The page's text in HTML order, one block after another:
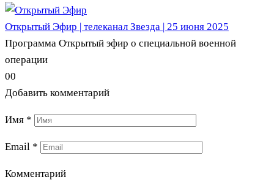
Открытый Эфир | телеканал Звезда | 25 июня 2025
Программа Открытый эфир о специальной военной
операции
00
Добавить комментарий
Имя *
Email *
Комментарий